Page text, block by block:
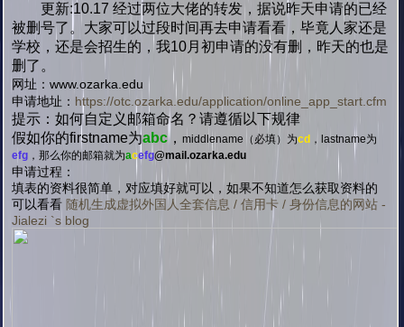
更新:10.17 经过两位大佬的转发，据说昨天申请的已经
被删号了。大家可以过段时间再去申请看看，毕竟人家还是
学校，还是会招生的，我10月初申请的没有删，昨天的也是
删了。
网址： www.ozarka.edu
申请地址： https://otc.ozarka.edu/application/online_app_start.cfm
提示：如何自定义邮箱命名？请遵循以下规律
假如你的firstname为abc， middlename（必填）为cd ，lastname为
efg ，那么你的邮箱就为acefg@mail.ozarka.edu
申请过程：
填表的资料很简单，对应填好就可以，如果不知道怎么获取资料的
可以看看 随机生成虚拟外国人全套信息 / 信用卡 / 身份信息的网站 -
Jialezi `s blog